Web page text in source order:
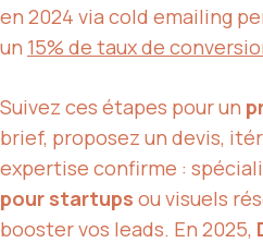
en 2024 via cold emailing
un 15% de taux de
Suivez ces étapes pour un
brief, proposez un devis,
expertise confirme :
pour startups ou visuels
booster vos leads. En 2025,